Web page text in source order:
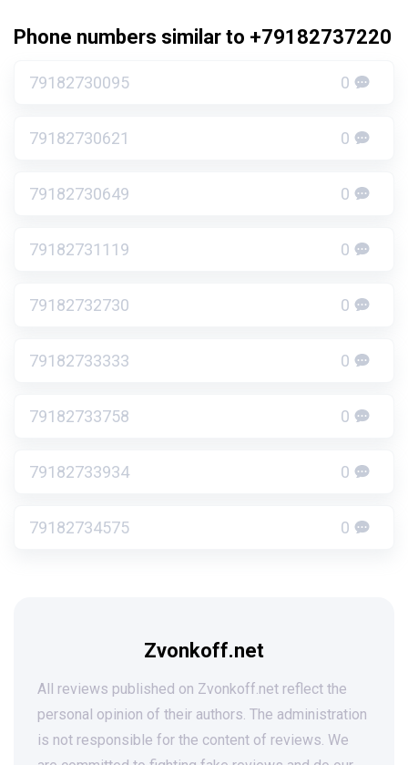
Phone numbers similar to +79182737220
79182730095 0
79182730621 0
79182730649 0
79182731119 0
79182732730 0
79182733333 0
79182733758 0
79182733934 0
79182734575 0
Zvonkoff.net
All reviews published on Zvonkoff.net reflect the
personal opinion of their authors. The administration
is not responsible for the content of reviews. We